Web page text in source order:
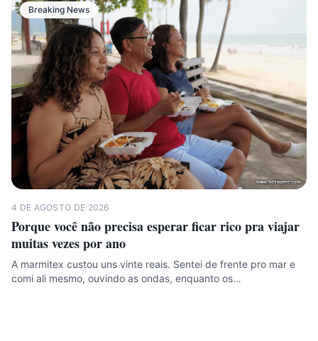
Breaking News
4 DE AGOSTO DE 2026
Porque você não precisa esperar ficar rico pra viajar
muitas vezes por ano
A marmitex custou uns vinte reais. Sentei de frente pro mar e
comi ali mesmo, ouvindo as ondas, enquanto os…